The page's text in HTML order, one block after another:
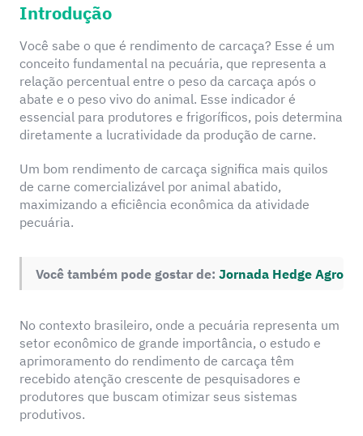
Introdução
Você sabe o que é rendimento de carcaça? Esse é um
conceito fundamental na pecuária, que representa a
relação percentual entre o peso da carcaça após o
abate e o peso vivo do animal. Esse indicador é
essencial para produtores e frigoríficos, pois determina
diretamente a lucratividade da produção de carne.
Um bom rendimento de carcaça significa mais quilos
de carne comercializável por animal abatido,
maximizando a eficiência econômica da atividade
pecuária.
Você também pode gostar de: Jornada Hedge Agro
No contexto brasileiro, onde a pecuária representa um
setor econômico de grande importância, o estudo e
aprimoramento do rendimento de carcaça têm
recebido atenção crescente de pesquisadores e
produtores que buscam otimizar seus sistemas
produtivos.